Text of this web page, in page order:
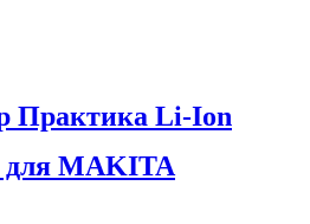
Практика Li-Ion
для MAKITA